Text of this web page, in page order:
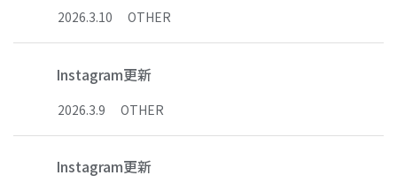
2026.3.10 OTHER
Instagram更新
2026.3.9 OTHER
Instagram更新